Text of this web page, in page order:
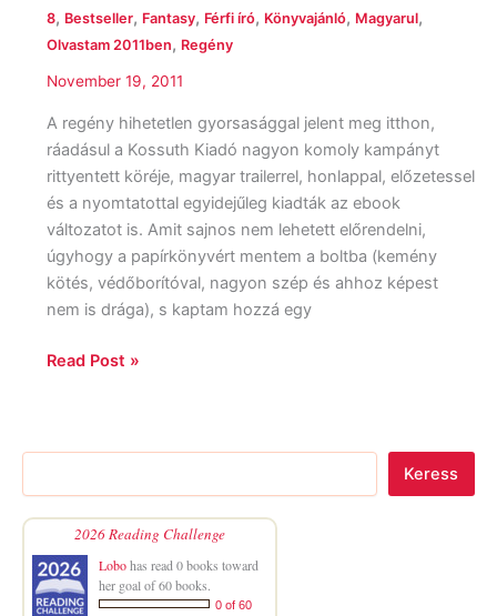
8, Bestseller, Fantasy, Férfi író, Könyvajánló, Magyarul,
Olvastam 2011ben, Regény
November 19, 2011
A regény hihetetlen gyorsasággal jelent meg itthon,
ráadásul a Kossuth Kiadó nagyon komoly kampányt
rittyentett köréje, magyar trailerrel, honlappal, előzetessel
és a nyomtatottal egyidejűleg kiadták az ebook
változatot is. Amit sajnos nem lehetett előrendelni,
úgyhogy a papírkönyvért mentem a boltba (kemény
kötés, védőborítóval, nagyon szép és ahhoz képest
nem is drága), s kaptam hozzá egy
Read Post »
Keress
2026 Reading Challenge
Lobohas read 0 books toward
her goal of 60 books.
0 of 60